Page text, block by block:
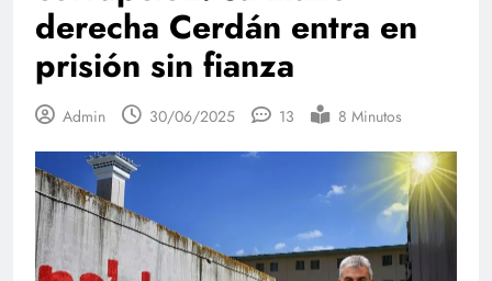
derecha Cerdán entra en
prisión sin fianza
Admin 30/06/2025 13 8 Minutos